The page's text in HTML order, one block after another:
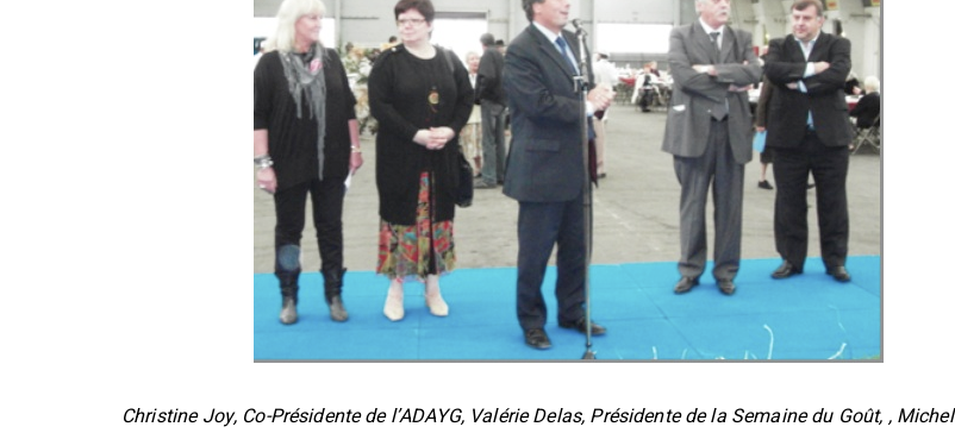
Christine Joy, Co-Présidente de l’ADAYG, Valérie Delas, Présidente de la Semaine du Goût, , Michel